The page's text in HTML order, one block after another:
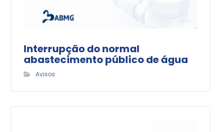
Interrupção do normal
abastecimento público de água
Avisos